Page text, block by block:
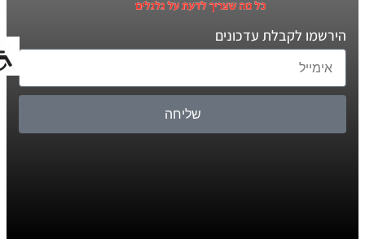
הירשמו לקבלת עדכונים
שליחה